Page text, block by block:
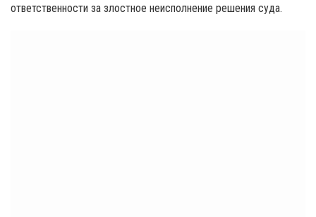
ответственности за злостное неисполнение решения суда.